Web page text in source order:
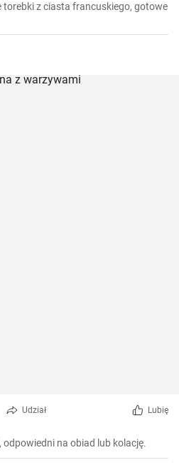
torebki z ciasta francuskiego, gotowe
Udział Lubię
na obiad lub kolację.